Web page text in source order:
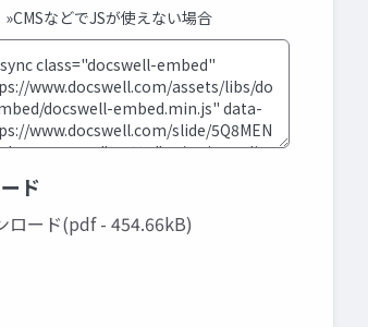
»CMSなどでJSが使えない場合
ド
ロード(pdf - 454.66kB)